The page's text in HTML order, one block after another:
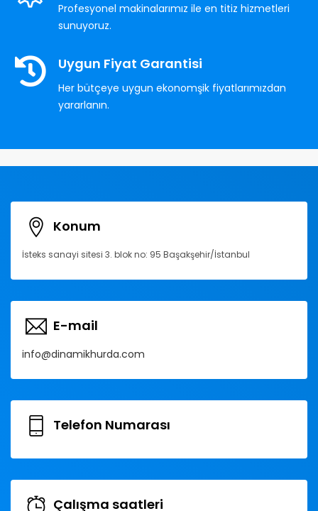
Profesyonel makinalarımız ile en titiz hizmetleri
sunuyoruz.
Uygun Fiyat Garantisi
Her bütçeye uygun ekonomşik fiyatlarımızdan
yararlanın.
Konum
İsteks sanayi sitesi 3. blok no: 95 Başakşehir/İstanbul
E-mail
info@dinamikhurda.com
Telefon Numarası
Çalışma saatleri